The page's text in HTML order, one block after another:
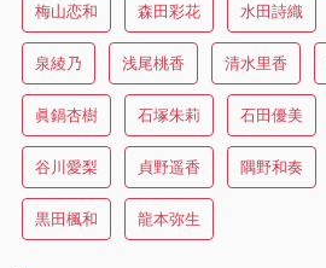
梅山恋和 森田彩花 水田詩織
泉綾乃 浅尾桃香 清水里香
眞鍋杏樹 石塚朱莉 石田優美
谷川愛梨 貞野遥香 隅野和奏
黒田楓和 龍本弥生